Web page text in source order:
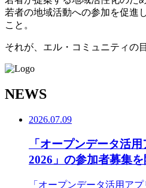
若者の地域活動への参加を促進
こと。
それが、エル・コミュニティの
NEWS
2026.07.09
「オープンデータ活
2026」の参加者募集を
「オープンデータ活用ア